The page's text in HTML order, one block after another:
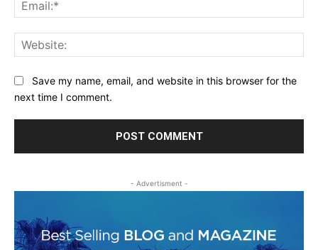
Save my name, email, and website in this browser for the
next time I comment.
- Advertisment -